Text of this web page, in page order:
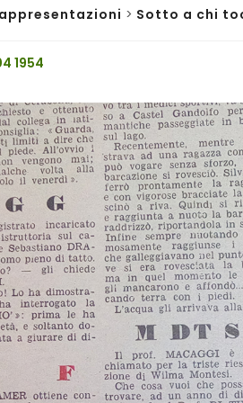
> Sotto a chi
1954